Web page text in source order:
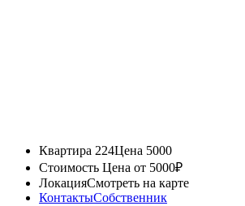
Квартира 224Цена 5000
Стоимость Цена от 5000₽
ЛокацияСмотреть на карте
КонтактыСобственник